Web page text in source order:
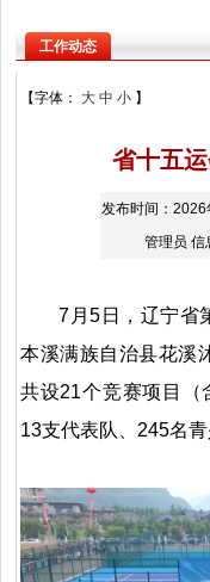
工作动态
【字体： 大 中 小 】
省十五
发布时间：
管理员 信
7月5日，辽宁省第
本溪满族自治县花溪
共设21个竞赛项目（
13支代表队、245名青